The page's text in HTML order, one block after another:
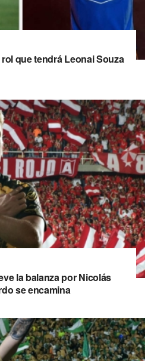
que tendrá Leonai Souza
la balanza por Nicolás
se encamina